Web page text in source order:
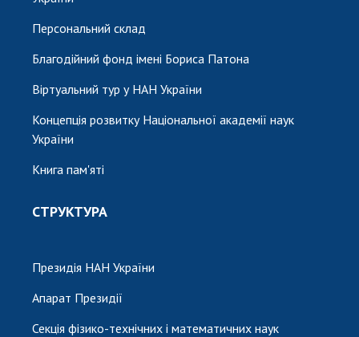
Персональний склад
Благодійний фонд імені Бориса Патона
Віртуальний тур у НАН України
Концепція розвитку Національної академії наук
України
Книга пам'яті
СТРУКТУРА
Президія НАН України
Апарат Президії
Секція фізико-технічних і математичних наук